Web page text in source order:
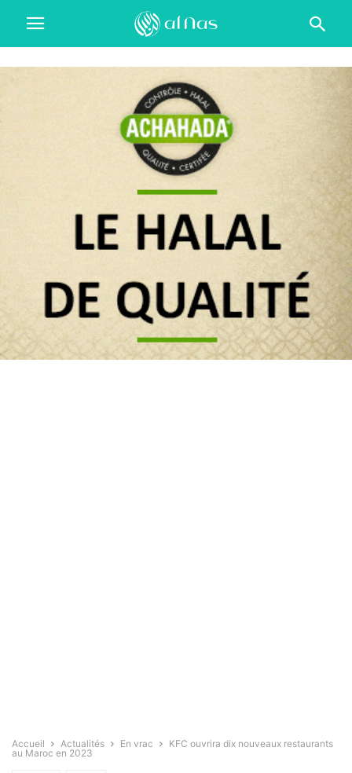
Accueil Actualités En vrac
KFC ouvrira dix nouveaux restaurants
au Maroc en 2023